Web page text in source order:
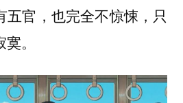
五官，也完全不惊悚，只
。